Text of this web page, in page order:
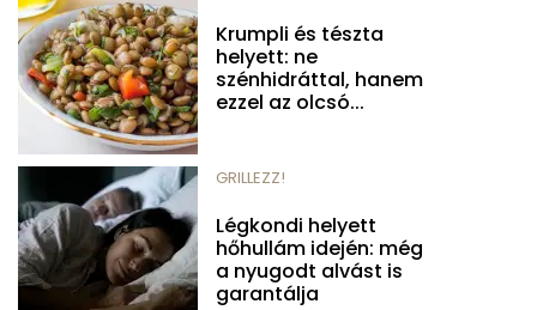
Krumpli és tészta
helyett: ne
szénhidráttal, hanem
ezzel az olcsó...
GRILLEZZ!
Légkondi helyett
hőhullám idején: még
a nyugodt alvást is
garantálja